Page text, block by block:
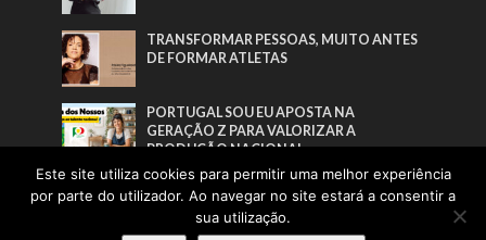
TRANSFORMAR PESSOAS, MUITO ANTES
DE FORMAR ATLETAS
PORTUGAL SOU EU APOSTA NA
GERAÇÃO Z PARA VALORIZAR A
PRODUÇÃO NACIONAL
CUIDAR DA SAÚDE PARA TRANSFORMAR
A FORMA DE VIVER
Este site utiliza cookies para permitir uma melhor experiência
por parte do utilizador. Ao navegar no site estará a consentir a
sua utilização.